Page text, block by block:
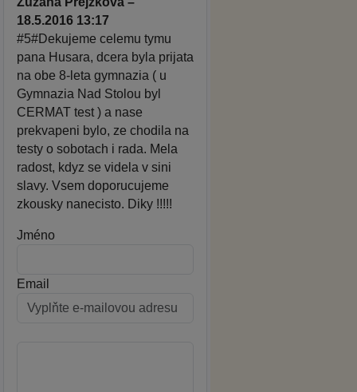
18.5.2016 13:17
#5#Dekujeme celemu tymu
pana Husara, dcera byla prijata
na obe 8-leta gymnazia ( u
Gymnazia Nad Stolou byl
CERMAT test ) a nase
prekvapeni bylo, ze chodila na
testy o sobotach i rada. Mela
radost, kdyz se videla v sini
slavy. Vsem doporucujeme
zkousky nanecisto. Diky !!!!!
Jméno
Email